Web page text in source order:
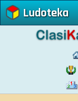
Ludoteka